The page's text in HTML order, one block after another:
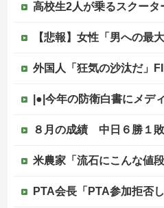
高校生2人が乗るスクーターと車が衝突し
【悲報】女性「男への最大ダメー
外国人「狂気の沙汰だ」FIFA会長、再選の支持見返りにモロッコへ2030
|●|今年の防衛白書にメディアが何故かブチ切れている模
８月の成績 中日６勝１敗 横浜６勝１敗 絶好調２チームがＡ
米農家「流石にこんな値段じゃ、米作り
PTA会長「PTA参加拒否した親へ